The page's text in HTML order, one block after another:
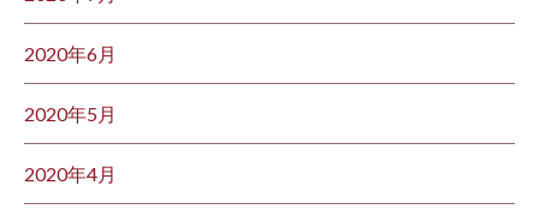
2020年6月
2020年5月
2020年4月